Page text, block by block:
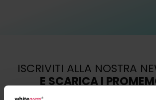
ISCRIVITI ALLA NOSTRA
E SCARICA I